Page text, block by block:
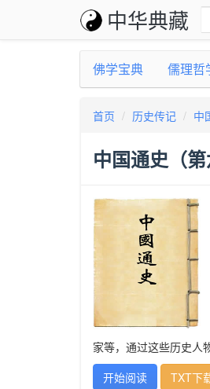
中华典藏
佛学宝典 儒理哲
首页 历史传记 中
中国通史（第
家等，通过这些历史人
开始阅读
TXT下